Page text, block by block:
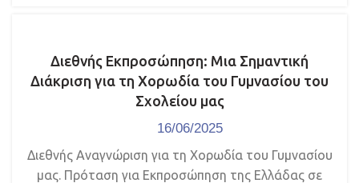
Διεθνής Εκπροσώπηση: Μια Σημαντική
Διάκριση για τη Χορωδία του Γυμνασίου του
Σχολείου μας
16/06/2025
Διεθνής Αναγνώριση για τη Χορωδία του Γυμνασίου
μας. Πρόταση για Εκπροσώπηση της Ελλάδας σε